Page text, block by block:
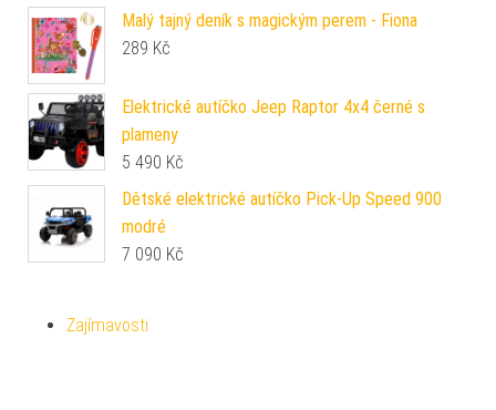
Malý tajný deník s magickým perem - Fiona
289 Kč
Elektrické autíčko Jeep Raptor 4x4 černé s
plameny
5 490 Kč
Dětské elektrické autíčko Pick-Up Speed 900
modré
7 090 Kč
Zajímavosti